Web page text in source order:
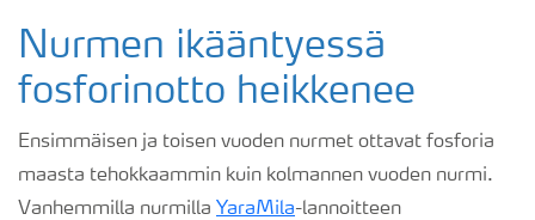
Nurmen ikääntyessä
fosforinotto heikkenee
Ensimmäisen ja toisen vuoden nurmet ottavat fosforia
maasta tehokkaammin kuin kolmannen vuoden nurmi.
Vanhemmilla nurmilla YaraMila-lannoitteen